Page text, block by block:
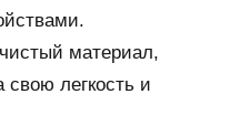
материал,
легкость и